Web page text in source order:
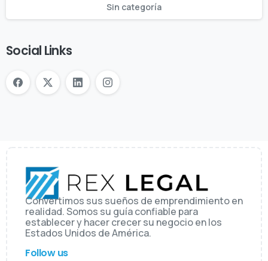
Sin categoría
Social Links
Convertimos sus sueños de emprendimiento en
realidad. Somos su guía confiable para
establecer y hacer crecer su negocio en los
Estados Unidos de América.
Follow us